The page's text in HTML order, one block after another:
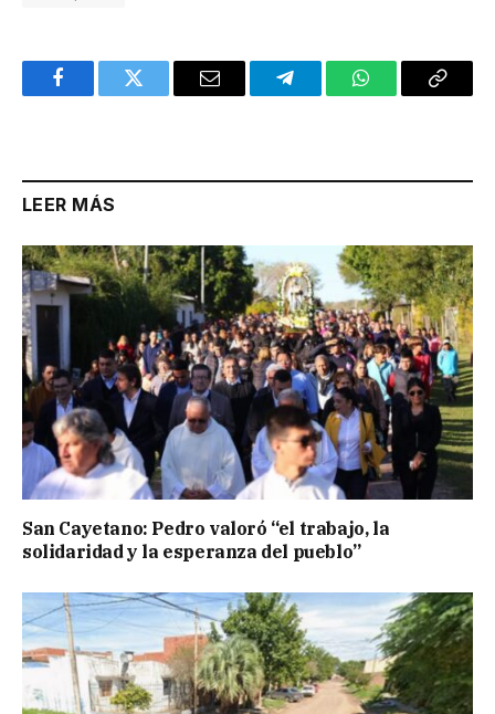
FacebookTwitter Email TelegramWhatsAppCopy
LEER MÁS
San Cayetano: Pedro valoró “el trabajo, la
solidaridad y la esperanza del pueblo”